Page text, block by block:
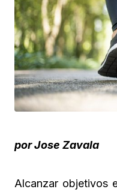
por Jose Zavala
Alcanzar objetivos